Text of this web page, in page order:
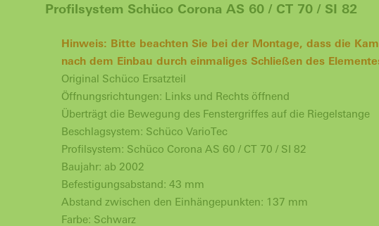
Profilsystem Schüco Corona AS 60 / CT 70 / SI 82
Hinweis: Bitte beachten Sie bei der Montage, dass die
nach dem Einbau durch einmaliges Schließen des
Original Schüco Ersatzteil
Öffnungsrichtungen: Links und Rechts öffnend
Überträgt die Bewegung des Fenstergriffes auf die Riegelstange
Beschlagsystem: Schüco VarioTec
Profilsystem: Schüco Corona AS 60 / CT 70 / SI 82
Baujahr: ab 2002
Befestigungsabstand: 43 mm
Abstand zwischen den Einhängepunkten: 137 mm
Farbe: Schwarz